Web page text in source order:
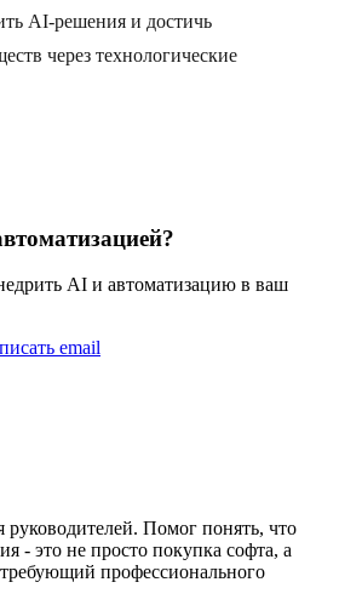
AI-решения и достичь
через технологические
AI и автоматизацию в ваш
email
Помог понять, что
- это не просто покупка софта, а
профессионального